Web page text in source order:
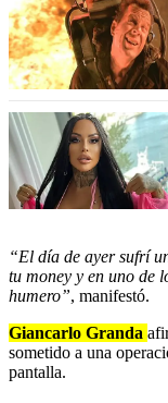
“El día de ayer sufrí
tu money y en uno de
humero”, manifestó.
Giancarlo Granda
sometido a una
pantalla.